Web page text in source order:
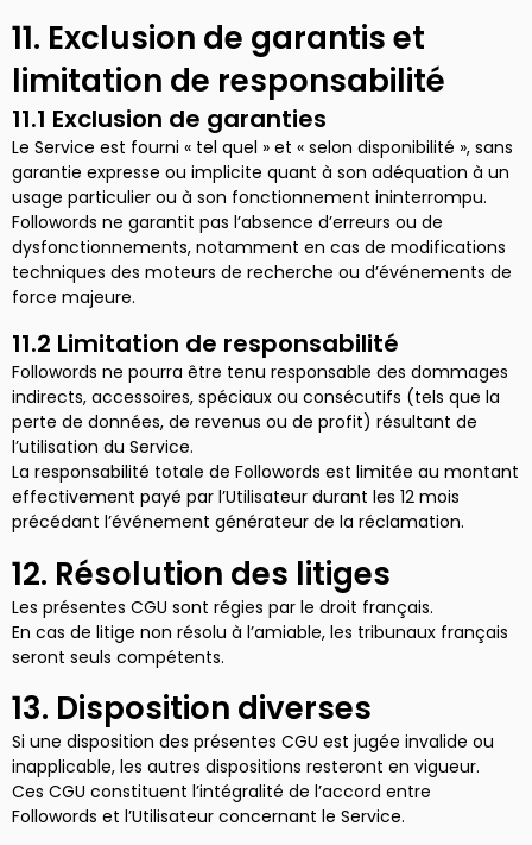
11. Exclusion de garantis et
limitation de responsabilité
11.1 Exclusion de garanties
Le Service est fourni « tel quel » et « selon disponibilité », sans
garantie expresse ou implicite quant à son adéquation à un
usage particulier ou à son fonctionnement ininterrompu.
Followords ne garantit pas l’absence d’erreurs ou de
dysfonctionnements, notamment en cas de modifications
techniques des moteurs de recherche ou d’événements de
force majeure.
11.2 Limitation de responsabilité
Followords ne pourra être tenu responsable des dommages
indirects, accessoires, spéciaux ou consécutifs (tels que la
perte de données, de revenus ou de profit) résultant de
l’utilisation du Service.
La responsabilité totale de Followords est limitée au montant
effectivement payé par l’Utilisateur durant les 12 mois
précédant l’événement générateur de la réclamation.
12. Résolution des litiges
Les présentes CGU sont régies par le droit français.
En cas de litige non résolu à l’amiable, les tribunaux français
seront seuls compétents.
13. Disposition diverses
Si une disposition des présentes CGU est jugée invalide ou
inapplicable, les autres dispositions resteront en vigueur.
Ces CGU constituent l’intégralité de l’accord entre
Followords et l’Utilisateur concernant le Service.